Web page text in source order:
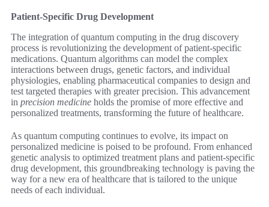
Patient-Specific Drug Development
The integration of quantum computing in the drug discovery
process is revolutionizing the development of patient-specific
medications. Quantum algorithms can model the complex
interactions between drugs, genetic factors, and individual
physiologies, enabling pharmaceutical companies to design and
test targeted therapies with greater precision. This advancement
in precision medicine holds the promise of more effective and
personalized treatments, transforming the future of healthcare.
As quantum computing continues to evolve, its impact on
personalized medicine is poised to be profound. From enhanced
genetic analysis to optimized treatment plans and patient-specific
drug development, this groundbreaking technology is paving the
way for a new era of healthcare that is tailored to the unique
needs of each individual.